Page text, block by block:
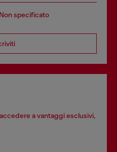
Non specificato
a vantaggi esclusivi,